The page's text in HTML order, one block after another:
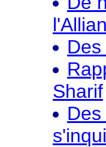
Sharif